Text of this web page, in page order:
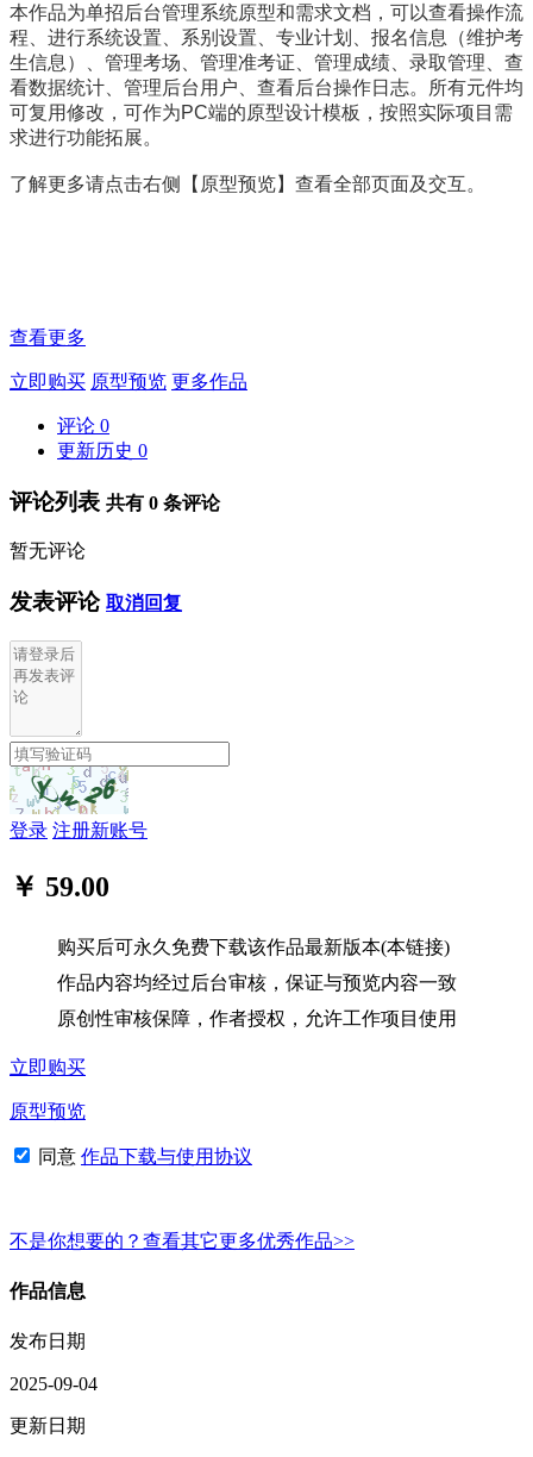
本作品为单招后台管理系统原型和需求文档，可以查看操作流
程、进行系统设置、系别设置、专业计划、报名信息（维护考
生信息）、管理考场、管理准考证、管理成绩、录取管理、查
看数据统计、管理后台用户、查看后台操作日志。所有元件均
可复用修改，可作为PC端的原型设计模板，按照实际项目需
求进行功能拓展。
了解更多请点击右侧【原型预览】查看全部页面及交互。
查看更多
立即购买 原型预览 更多作品
评论 0
更新历史 0
评论列表 共有 0 条评论
暂无评论
发表评论 取消回复
登录 注册新账号
￥ 59.00
购买后可永久免费下载该作品最新版本(本链接)
作品内容均经过后台审核，保证与预览内容一致
原创性审核保障，作者授权，允许工作项目使用
立即购买
原型预览
同意 作品下载与使用协议
不是你想要的？查看其它更多优秀作品>>
作品信息
发布日期
2025-09-04
更新日期